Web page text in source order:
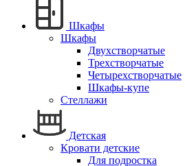
Шкафы
Шкафы
Двухстворчатые
Трехстворчатые
Четырехстворчатые
Шкафы-купе
Стеллажи
Детская
Кровати детские
Для подростка